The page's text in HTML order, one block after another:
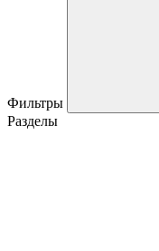
Фильтры
Разделы